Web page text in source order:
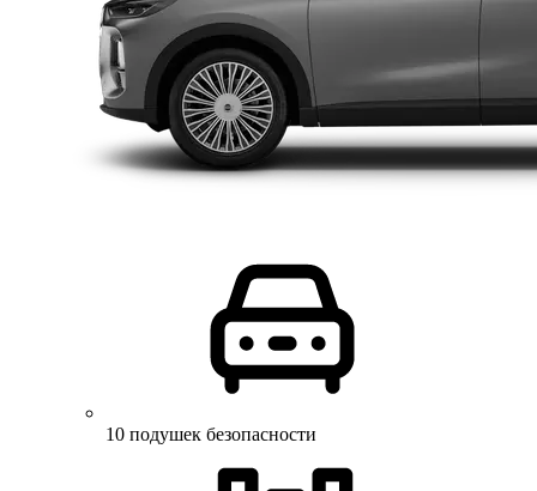
10 подушек безопасности